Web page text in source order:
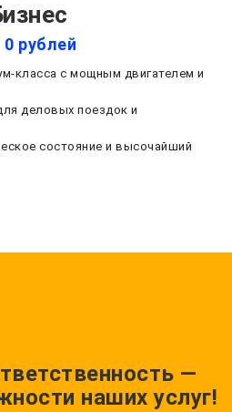
0 рублей
класса с мощным двигателем и
деловых поездок и
состояние и высочайший
—
наших услуг!